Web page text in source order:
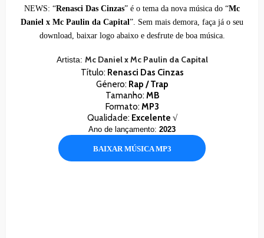
NEWS: “Renasci Das Cinzas” é o tema da nova música do “Mc
Daniel x Mc Paulin da Capital”. Sem mais demora, faça já o seu
download, baixar logo abaixo e desfrute de boa música.
Artista: Mc Daniel x Mc Paulin da Capital
Título: Renasci Das Cinzas
Género: Rap / Trap
Tamanho:MB
Formato:MP3
Qualidade: Excelente √
Ano de lançamento: 2023
BAIXAR MÚSICA MP3